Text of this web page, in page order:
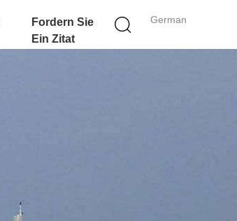
German
Fordern Sie
Ein Zitat